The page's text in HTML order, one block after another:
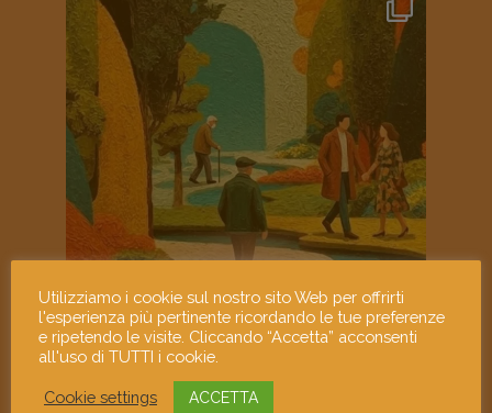
Utilizziamo i cookie sul nostro sito Web per offrirti
l'esperienza più pertinente ricordando le tue preferenze
e ripetendo le visite. Cliccando “Accetta” acconsenti
all'uso di TUTTI i cookie.
Cookie settings ACCETTA